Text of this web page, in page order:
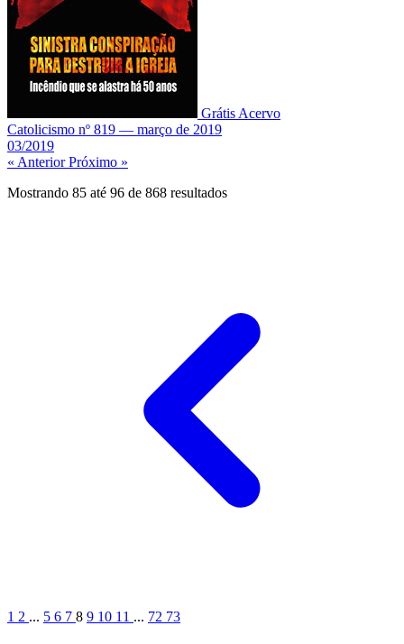
Grátis Acervo
Catolicismo nº 819 — março de 2019
03/2019
« AnteriorPróximo »
Mostrando 85 até 96 de 868 resultados
1 2 ... 5 6 7 8 9 10 11 ... 72 73